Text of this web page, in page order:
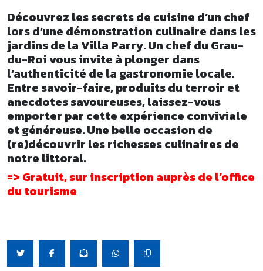
Découvrez les secrets de cuisine d’un chef
lors d’une démonstration culinaire dans les
jardins de la Villa Parry. Un chef du Grau-
du-Roi vous invite à plonger dans
l’authenticité de la gastronomie locale.
Entre savoir-faire, produits du terroir et
anecdotes savoureuses, laissez-vous
emporter par cette expérience conviviale
et généreuse. Une belle occasion de
(re)découvrir les richesses culinaires de
notre littoral.
=> Gratuit, sur inscription auprès de l’office
du tourisme